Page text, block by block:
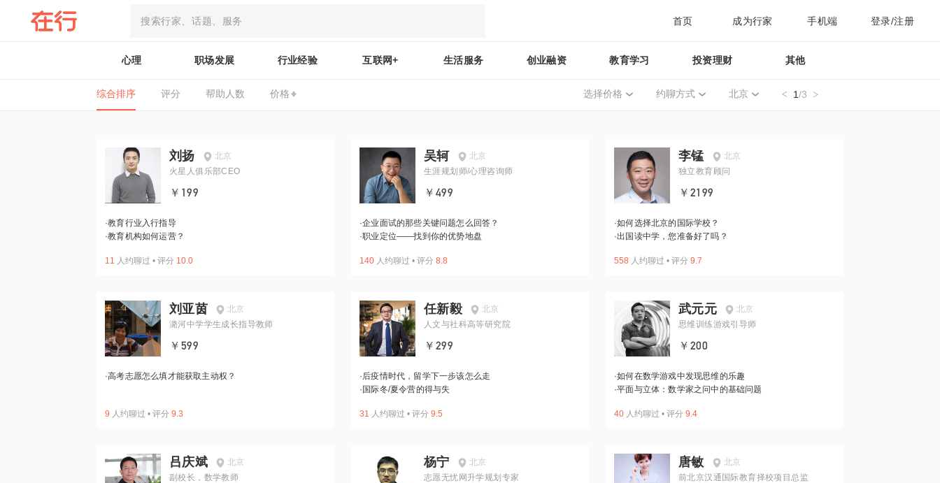
首页 成为行家 手机端 登录/注册
心理 职场发展 行业经验 互联网+ 生活服务 创业融资 教育学习 投资理财 其他
综合排序 评分 帮助人数 价格 选择价格 约聊方式 北京 1/3
刘扬
北京
火星人俱乐部CEO
￥199
·教育行业入行指导
·教育机构如何运营？
11 人约聊过 • 评分 10.0
吴轲
北京
生涯规划师/心理咨询师
￥499
·企业面试的那些关键问题怎么回答？
·职业定位——找到你的优势地盘
140 人约聊过 • 评分 8.8
李锰
北京
独立教育顾问
￥2199
·如何选择北京的国际学校？
·出国读中学，您准备好了吗？
558 人约聊过 • 评分 9.7
刘亚茵
北京
潞河中学学生成长指导教师
￥599
·高考志愿怎么填才能获取主动权？
9 人约聊过 • 评分 9.3
任新毅
北京
人文与社科高等研究院
￥299
·后疫情时代，留学下一步该怎么走
· 国际冬/夏令营的得与失
31 人约聊过 • 评分 9.5
武元元
北京
思维训练游戏引导师
￥200
·如何在数学游戏中发现思维的乐趣
·平面与立体：数学家之问中的基础问题
40 人约聊过 • 评分 9.4
吕庆斌
北京
副校长，数学教师
杨宁
北京
志愿无忧网升学规划专家
唐敏
北京
前北京汉通国际教育择校项目总监